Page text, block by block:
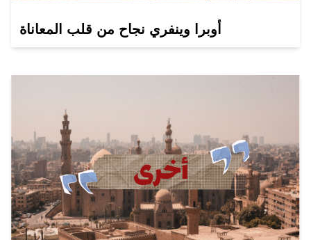
أوبرا وينفري نجاح من قلب المعاناة